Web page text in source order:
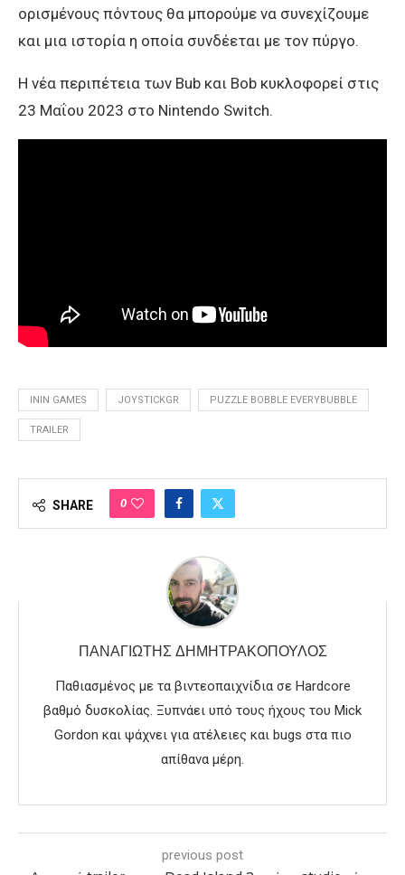
ορισμένους πόντους θα μπορούμε να συνεχίζουμε
και μια ιστορία η οποία συνδέεται με τον πύργο.
Η νέα περιπέτεια των Bub και Bob κυκλοφορεί στις
23 Μαΐου 2023 στο Nintendo Switch.
ININ GAMES JOYSTICKGR PUZZLE BOBBLE EVERYBUBBLE
TRAILER
SHARE 0
ΠΑΝΑΓΙΏΤΗΣ ΔΗΜΗΤΡΑΚΌΠΟΥΛΟΣ
Παθιασμένος με τα βιντεοπαιχνίδια σε Hardcore
βαθμό δυσκολίας. Ξυπνάει υπό τους ήχους του Mick
Gordon και ψάχνει για ατέλειες και bugs στα πιο
απίθανα μέρη.
previous post